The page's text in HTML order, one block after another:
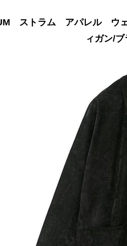
ストラム アパレル ウェ
ィガン/ブ